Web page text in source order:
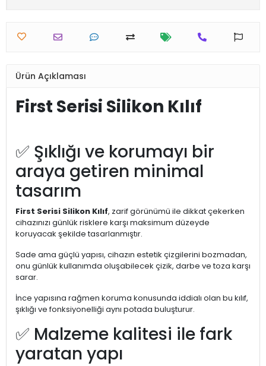
Ürün Açıklaması
First Serisi Silikon Kılıf
✅ Şıklığı ve korumayı bir
araya getiren minimal
tasarım
First Serisi Silikon Kılıf, zarif görünümü ile dikkat çekerken
cihazınızı günlük risklere karşı maksimum düzeyde
koruyacak şekilde tasarlanmıştır.
Sade ama güçlü yapısı, cihazın estetik çizgilerini bozmadan,
onu günlük kullanımda oluşabilecek çizik, darbe ve toza karşı
sarar.
İnce yapısına rağmen koruma konusunda iddialı olan bu kılıf,
şıklığı ve fonksiyonelliği aynı potada buluşturur.
✅ Malzeme kalitesi ile fark
yaratan yapı